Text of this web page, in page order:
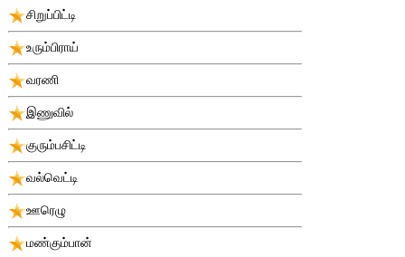
சிறுப்பிட்டி
உரும்பிராய்
வரணி
இணுவில்
குரும்பசிட்டி
வல்வெட்டி
ஊரெழு
மண்கும்பான்